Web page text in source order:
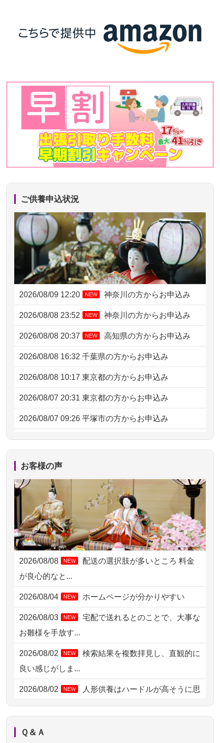
ご供養申込状況
2026/08/09 12:20 NEW 神奈川の方からお申込み
2026/08/08 23:52 NEW 神奈川の方からお申込み
2026/08/08 20:37 NEW 高知県の方からお申込み
2026/08/08 16:32 千葉県の方からお申込み
2026/08/08 10:17 東京都の方からお申込み
2026/08/07 20:31 東京都の方からお申込み
2026/08/07 09:26 平塚市の方からお申込み
2026/08/06 21:28 埼玉県の方からお申込み
2026/08/06 17:56
2026/08/06 10:06 茨城県の方からお申込み
2026/08/06 09:17 三重県の方からお申込み
2026/08/06 06:48 横浜市の方からお申込み
2026/08/05 15:07 東京都の方からお申込み
2026/08/05 11:33 神奈川の方からお申込み
2026/08/04 00:38 中野区の方からお申込み
2026/08/03 21:17
2026/08/02 18:47 虎ノ門の方からお申込み
2026/08/02 11:15 千葉県の方からお申込み
2026/08/02 10:39
お客様の声
2026/08/08 NEW
配送の選択肢が多いところ 料金
が良心的なと...
2026/08/04 NEW ホームページが分かりやすい
2026/08/03 NEW
宅配で送れるとのことで、大事な
お雛様を手放す...
2026/08/02 NEW
検索結果を複数拝見し、直観的に
良い感じがしま...
2026/08/02 NEW
人形供養はハードルが高そうに思
えるのですが、...
Ｑ＆Ａ